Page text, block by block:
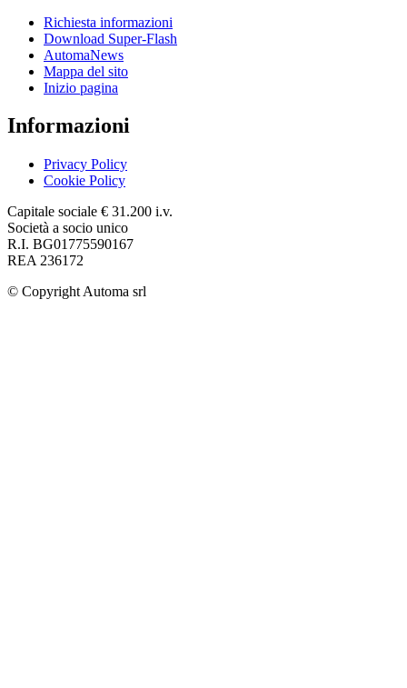
Richiesta informazioni
Download Super-Flash
AutomaNews
Mappa del sito
Inizio pagina
Informazioni
Privacy Policy
Cookie Policy
Capitale sociale € 31.200 i.v.
Società a socio unico
R.I. BG01775590167
REA 236172
© Copyright Automa srl